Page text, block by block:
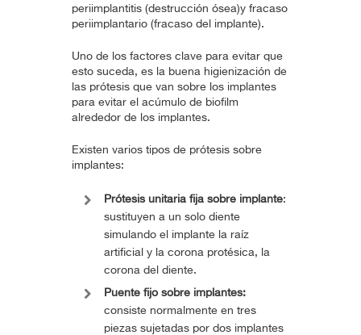
periimplantitis (destrucción ósea)y fracaso
periimplantario (fracaso del implante).
Uno de los factores clave para evitar que
esto suceda, es la buena higienización de
las prótesis que van sobre los implantes
para evitar el acúmulo de biofilm
alrededor de los implantes.
Existen varios tipos de prótesis sobre
implantes:
Prótesis unitaria fija sobre implante:
sustituyen a un solo diente
simulando el implante la raíz
artificial y la corona protésica, la
corona del diente.
Puente fijo sobre implantes:
consiste normalmente en tres
piezas sujetadas por dos implantes